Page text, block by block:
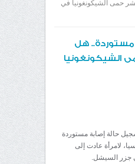
حمى الشيكونغونيا في
مستوردة.. هل
الشيكونغونيا
حالة إصابة مستوردة
لامرأة عادت إلى
جزر السيشل.